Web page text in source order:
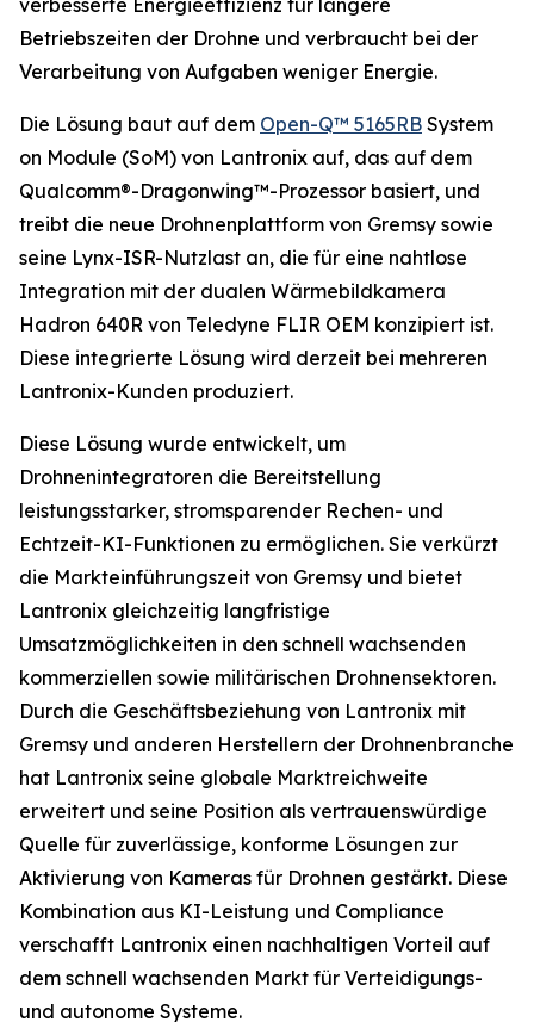
verbesserte Energieeffizienz für längere
Betriebszeiten der Drohne und verbraucht bei der
Verarbeitung von Aufgaben weniger Energie.
Die Lösung baut auf dem Open-Q™ 5165RB System
on Module (SoM) von Lantronix auf, das auf dem
Qualcomm®-Dragonwing™-Prozessor basiert, und
treibt die neue Drohnenplattform von Gremsy sowie
seine Lynx-ISR-Nutzlast an, die für eine nahtlose
Integration mit der dualen Wärmebildkamera
Hadron 640R von Teledyne FLIR OEM konzipiert ist.
Diese integrierte Lösung wird derzeit bei mehreren
Lantronix-Kunden produziert.
Diese Lösung wurde entwickelt, um
Drohnenintegratoren die Bereitstellung
leistungsstarker, stromsparender Rechen- und
Echtzeit-KI-Funktionen zu ermöglichen. Sie verkürzt
die Markteinführungszeit von Gremsy und bietet
Lantronix gleichzeitig langfristige
Umsatzmöglichkeiten in den schnell wachsenden
kommerziellen sowie militärischen Drohnensektoren.
Durch die Geschäftsbeziehung von Lantronix mit
Gremsy und anderen Herstellern der Drohnenbranche
hat Lantronix seine globale Marktreichweite
erweitert und seine Position als vertrauenswürdige
Quelle für zuverlässige, konforme Lösungen zur
Aktivierung von Kameras für Drohnen gestärkt. Diese
Kombination aus KI-Leistung und Compliance
verschafft Lantronix einen nachhaltigen Vorteil auf
dem schnell wachsenden Markt für Verteidigungs-
und autonome Systeme.